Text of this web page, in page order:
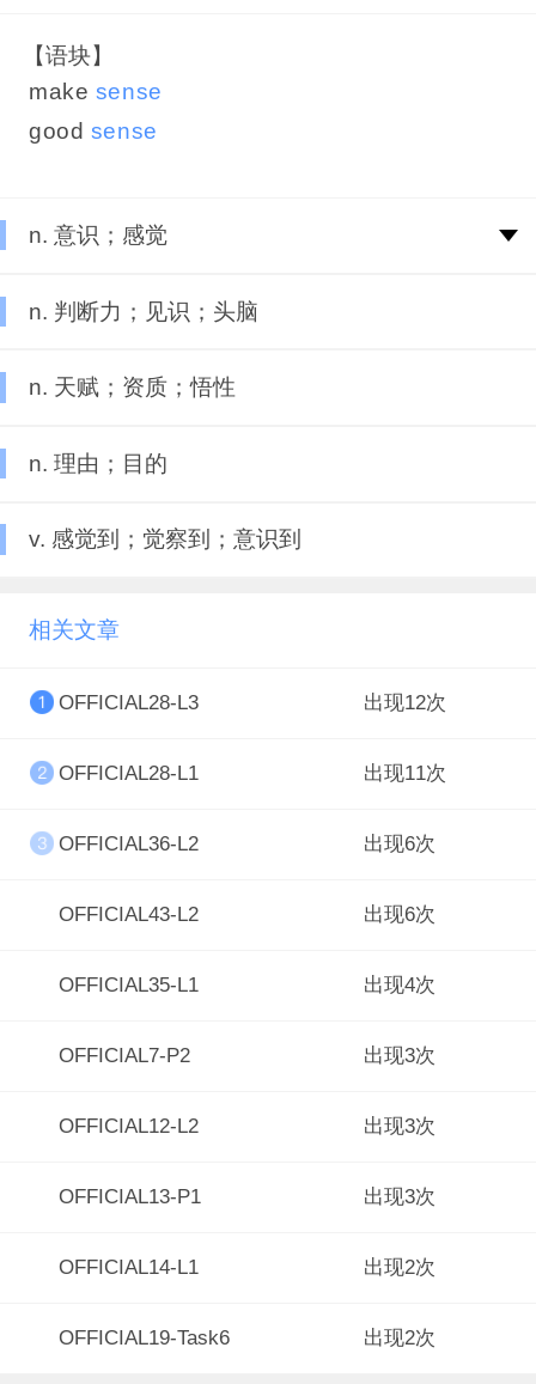
【语块】
make sense
good sense
n. 意识；感觉
n. 判断力；见识；头脑
n. 天赋；资质；悟性
n. 理由；目的
v. 感觉到；觉察到；意识到
相关文章
OFFICIAL28-L3 出现12次
OFFICIAL28-L1 出现11次
OFFICIAL36-L2 出现6次
OFFICIAL43-L2 出现6次
OFFICIAL35-L1 出现4次
OFFICIAL7-P2 出现3次
OFFICIAL12-L2 出现3次
OFFICIAL13-P1 出现3次
OFFICIAL14-L1 出现2次
OFFICIAL19-Task6 出现2次